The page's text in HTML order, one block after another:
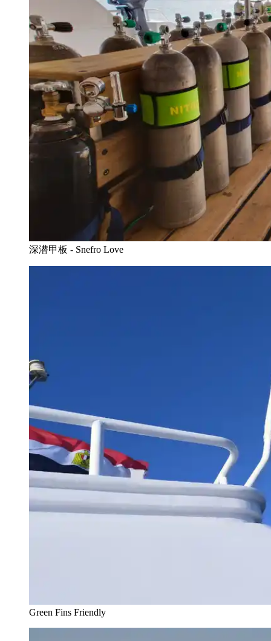
深潜甲板 - Snefro Love
Green Fins Friendly